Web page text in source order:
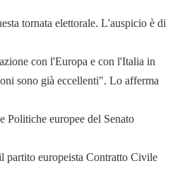
tornata elettorale. L'auspicio è di
con l'Europa e con l'Italia in
sono già eccellenti". Lo afferma
Politiche europee del Senato
partito europeista Contratto Civile